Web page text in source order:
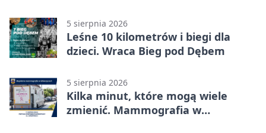
5 sierpnia 2026
Leśne 10 kilometrów i biegi dla
dzieci. Wraca Bieg pod Dębem
5 sierpnia 2026
Kilka minut, które mogą wiele
zmienić. Mammografia w